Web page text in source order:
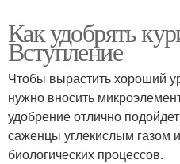
Как удобрять
Вступление
Чтобы вырастить хороший
нужно вносить
удобрение отлично
саженцы углекислым газом
биологических процессов.